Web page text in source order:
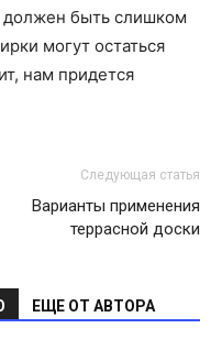
должен быть слишком
могут остаться
нам придется
Следующая статья
Варианты применения
террасной доски
ЕЩЕ ОТ АВТОРА